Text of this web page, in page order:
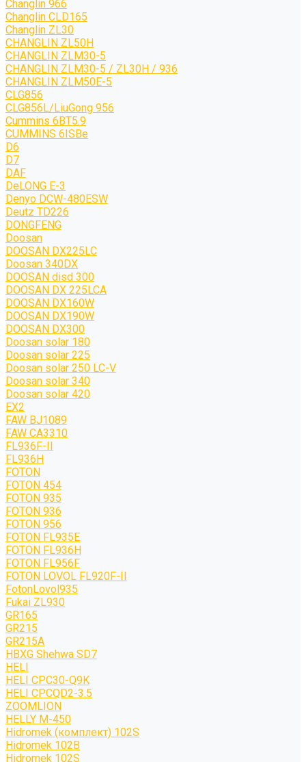
Changlin 966
Changlin CLD165
Changlin ZL30
CHANGLIN ZL50H
CHANGLIN ZLM30-5
CHANGLIN ZLM30-5 / ZL30H / 936
CHANGLIN ZLM50E-5
CLG856
CLG856L/LiuGong 956
Cummins 6BT5.9
CUMMINS 6ISBe
D6
D7
DAF
DeLONG Е-3
Denyo DCW-480ESW
Deutz TD226
DONGFENG
Doosan
DOOSAN DX225LC
Doosan 340DX
DOOSAN disd 300
DOOSAN DX 225LCA
DOOSAN DX160W
DOOSAN DX190W
DOOSAN DX300
Doosan solar 180
Doosan solar 225
Doosan solar 250 LC-V
Doosan solar 340
Doosan solar 420
EX2
FAW BJ1089
FAW CA3310
FL936F-II
FL936H
FOTON
FOTON 454
FOTON 935
FOTON 936
FOTON 956
FOTON FL935E
FOTON FL936H
FOTON FL956F
FOTON LOVOL FL920F-II
FotonLovol935
Fukai ZL930
GR165
GR215
GR215A
HBXG Shehwa SD7
HELI
HELI CPC30-Q9K
HELI CPCQD2-3.5
ZOOMLION
HELLY M-450
Hidromek (комплект) 102S
Hidromek 102B
Hidromek 102S